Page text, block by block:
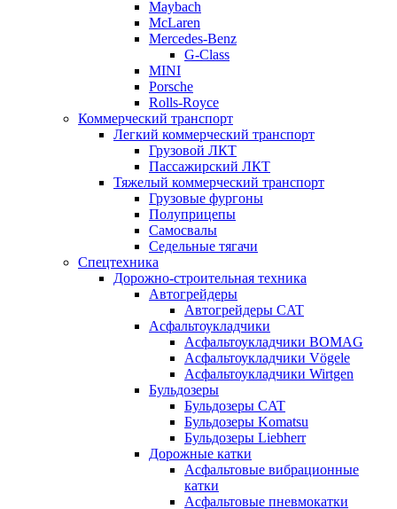
Maybach
McLaren
Mercedes-Benz
G-Class
MINI
Porsche
Rolls-Royce
Коммерческий транспорт
Легкий коммерческий транспорт
Грузовой ЛКТ
Пассажирский ЛКТ
Тяжелый коммерческий транспорт
Грузовые фургоны
Полуприцепы
Самосвалы
Седельные тягачи
Спецтехника
Дорожно-строительная техника
Автогрейдеры
Автогрейдеры CAT
Асфальтоукладчики
Асфальтоукладчики BOMAG
Асфальтоукладчики Vögele
Асфальтоукладчики Wirtgen
Бульдозеры
Бульдозеры CAT
Бульдозеры Komatsu
Бульдозеры Liebherr
Дорожные катки
Асфальтовые вибрационные
катки
Асфальтовые пневмокатки